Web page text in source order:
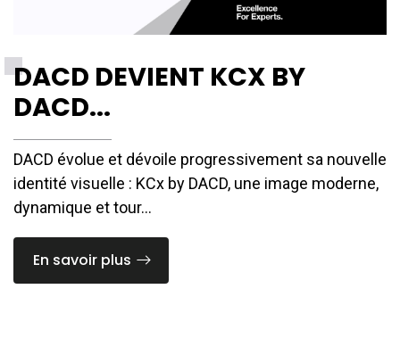
DACD DEVIENT KCX BY
DACD...
DACD évolue et dévoile progressivement sa nouvelle
identité visuelle : KCx by DACD, une image moderne,
dynamique et tour...
En savoir plus